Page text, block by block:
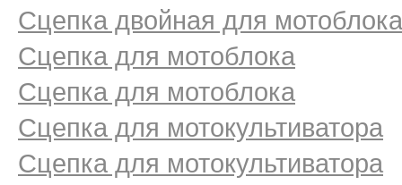
Сцепка двойная для мотоблока
Сцепка для мотоблока
Сцепка для мотоблока
Сцепка для мотокультиватора
Сцепка для мотокультиватора